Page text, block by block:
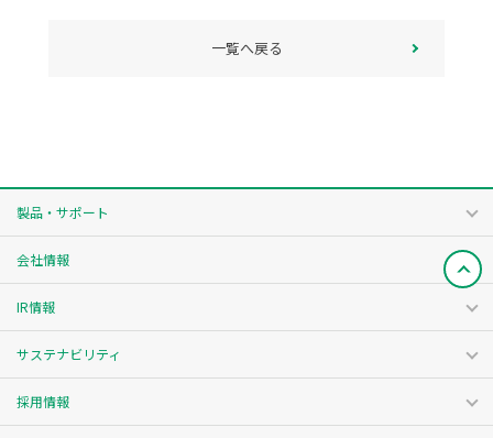
一覧へ戻る
製品・サポート
会社情報
IR情報
サステナビリティ
採用情報